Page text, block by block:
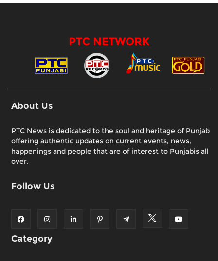
PTC NETWORK
About Us
PTC News is dedicated to the soul and heritage of Punjab
offering authentic updates on current events, news,
happenings and people that are of interest to Punjabis all
over.
Follow Us
Category